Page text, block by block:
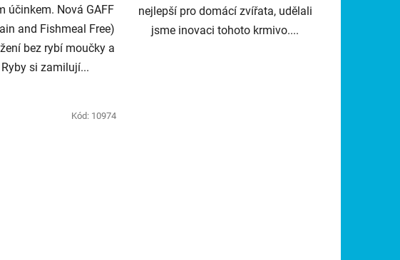
účinkem. Nová GAFF
and Fishmeal Free)
bez rybí moučky a
si zamilují...
nejlepší pro domácí zvířata, udělali
jsme inovaci tohoto krmivo....
Kód: 10974